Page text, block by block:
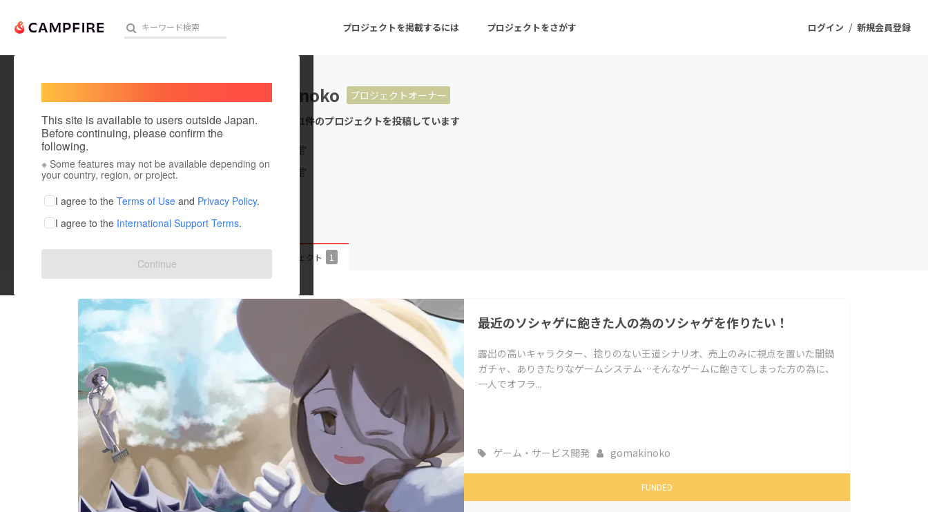
ログイン / 新規会員登録
プロジェクトを掲載するには プロジェクトをさがす
人気のプロジェクト 注目のリターン 注目の新着プロジェクト
アート・写真
テクノロジー・ガジェット
映像・映画
ビジネス・起業
チャレンジ
まちづくり・地域活性化
CAMPFIRE for Social Good
CAMPFIRE Creation
CAMPFIREふるさと納税
machi-ya コミュニティ
This site is available to users outside Japan.
Before continuing, please confirm the
following.
※ Some features may not be available depending on
your country, region, or project.
I agree to the Terms of Use and Privacy Policy.
I agree to the International Support Terms.
Continue
gomakinoko
プロジェクトオーナー
これまでに1件のプロジェクトを投稿しています
在住国：未設定
出身国：未設定
プロジェクト 1
最近のソシャゲに飽きた人の為のソシャゲを作りたい！
露出の高いキャラクター、捻りのない王道シナリオ、売上のみに視点を置いた闇鍋
ガチャ、ありきたりなゲームシステム…そんなゲームに飽きてしまった方の為に、
一人でオフラ...
ゲーム・サービス開発 gomakinoko
FUNDED